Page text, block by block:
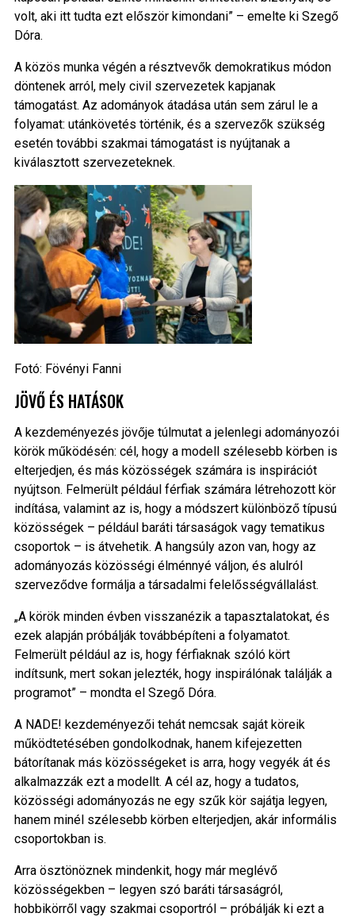
volt, aki itt tudta ezt először kimondani” – emelte ki Szegő
Dóra.
A közös munka végén a résztvevők demokratikus módon
döntenek arról, mely civil szervezetek kapjanak
támogatást. Az adományok átadása után sem zárul le a
folyamat: utánkövetés történik, és a szervezők szükség
esetén további szakmai támogatást is nyújtanak a
kiválasztott szervezeteknek.
Fotó: Fövényi Fanni
JÖVŐ ÉS HATÁSOK
A kezdeményezés jövője túlmutat a jelenlegi adományozói
körök működésén: cél, hogy a modell szélesebb körben is
elterjedjen, és más közösségek számára is inspirációt
nyújtson. Felmerült például férfiak számára létrehozott kör
indítása, valamint az is, hogy a módszert különböző típusú
közösségek – például baráti társaságok vagy tematikus
csoportok – is átvehetik. A hangsúly azon van, hogy az
adományozás közösségi élménnyé váljon, és alulról
szerveződve formálja a társadalmi felelősségvállalást.
„A körök minden évben visszanézik a tapasztalatokat, és
ezek alapján próbálják továbbépíteni a folyamatot.
Felmerült például az is, hogy férfiaknak szóló kört
indítsunk, mert sokan jelezték, hogy inspirálónak találják a
programot” – mondta el Szegő Dóra.
A NADE! kezdeményezői tehát nemcsak saját köreik
működtetésében gondolkodnak, hanem kifejezetten
bátorítanak más közösségeket is arra, hogy vegyék át és
alkalmazzák ezt a modellt. A cél az, hogy a tudatos,
közösségi adományozás ne egy szűk kör sajátja legyen,
hanem minél szélesebb körben elterjedjen, akár informális
csoportokban is.
Arra ösztönöznek mindenkit, hogy már meglévő
közösségekben – legyen szó baráti társaságról,
hobbikörről vagy szakmai csoportról – próbálják ki ezt a